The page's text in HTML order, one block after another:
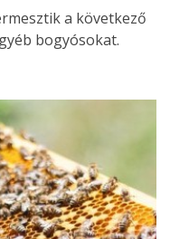
a következő
bogyósokat.